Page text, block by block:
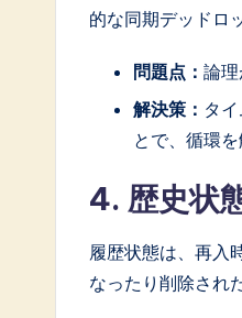
的な同期デッドロ
問題点： 論
解決策： タ
とで、循環を
4. 歴史状
履歴状態は、再入
なったり削除され